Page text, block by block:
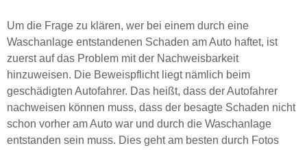
Um die Frage zu klären, wer bei einem durch eine
Waschanlage entstandenen Schaden am Auto haftet, ist
zuerst auf das Problem mit der Nachweisbarkeit
hinzuweisen. Die Beweispflicht liegt nämlich beim
geschädigten Autofahrer. Das heißt, dass der Autofahrer
nachweisen können muss, dass der besagte Schaden nicht
schon vorher am Auto war und durch die Waschanlage
entstanden sein muss. Dies geht am besten durch Fotos